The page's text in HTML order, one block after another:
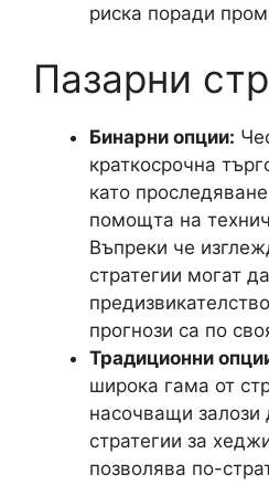
риска поради
Пазарни
Бинарни опции:
краткосрочна
като
помощта на
Въпреки че
стратегии могат
прогнози са по
Традиционни
широка гама от
насочващи залози
стратегии за
позволява по-